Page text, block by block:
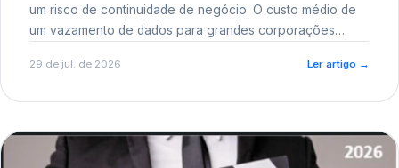
um risco de continuidade de negócio. O custo médio de
um vazamento de dados para grandes corporações
reputacional e o risco regulatório junto a órgãos como a
29 de jul. de 2026 Ler artigo →